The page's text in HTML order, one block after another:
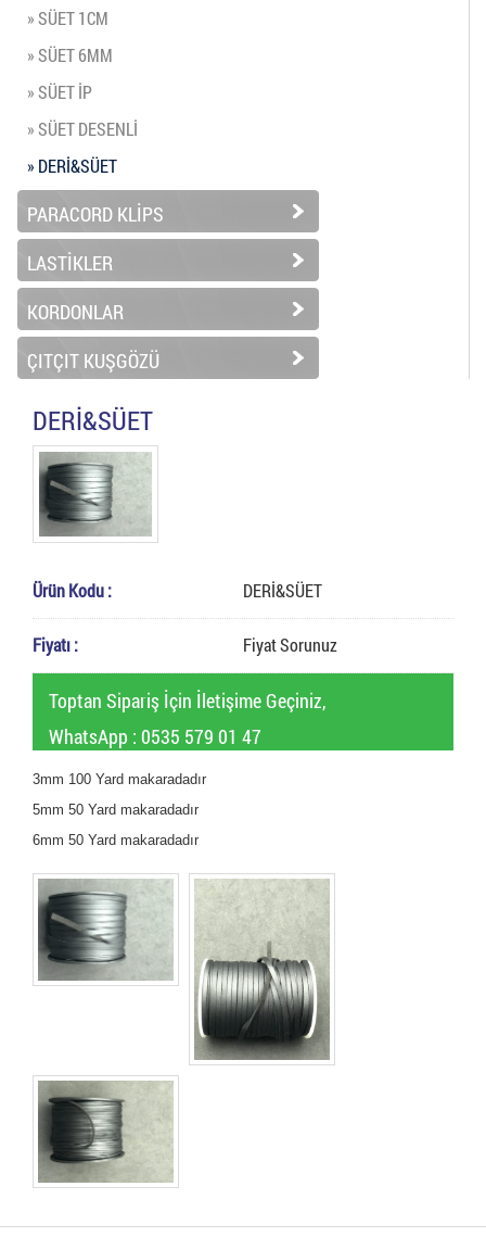
» SÜET 1CM
» SÜET 6MM
» SÜET İP
» SÜET DESENLİ
» DERİ&SÜET
PARACORD KLİPS
LASTİKLER
KORDONLAR
ÇITÇIT KUŞGÖZÜ
DERİ&SÜET
Ürün Kodu : DERİ&SÜET
Fiyatı : Fiyat Sorunuz
Toptan Sipariş İçin İletişime Geçiniz,
WhatsApp : 0535 579 01 47
3mm 100 Yard makaradadır
5mm 50 Yard makaradadır
6mm 50 Yard makaradadır